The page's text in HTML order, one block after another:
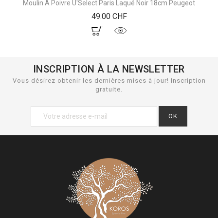
Moulin À Poivre U'Select Paris Laqué Noir 18cm Peugeot
49.00 CHFPrix
INSCRIPTION À LA NEWSLETTER
Vous désirez obtenir les dernières mises à jour! Inscription
gratuite.